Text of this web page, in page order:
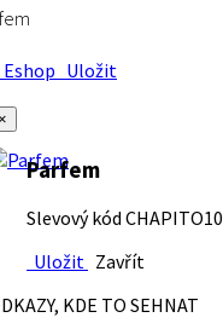
Uložit
Parfem
Slevový kód CHAPITO10
Uložit Zavřít
KDE TO SEHNAT